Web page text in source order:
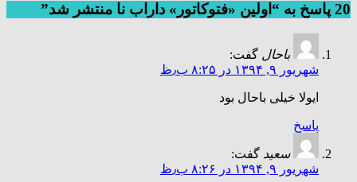
20 پاسخ به “اولین «فتوکاتور» داراب نا منتشر شد”
باحال گفت:
شهریور ۹, ۱۳۹۴ در ۸:۲۵ ب٫ظ
ایولا خیلی باحال بود
پاسخ
سعید گفت:
شهریور ۹, ۱۳۹۴ در ۸:۲۶ ب٫ظ